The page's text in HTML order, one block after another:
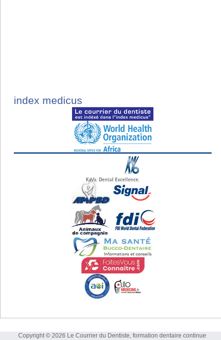
index medicus
Copyright © 2026 Le Courrier du Dentiste, formation dentaire continue